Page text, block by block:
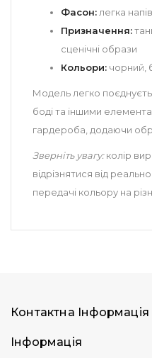
Фасон: легка
Призначення:
сценічні образи
Кольори: чорний,
Модель легко
боді та іншими
гардероба, додаючи
Зверніть увагу:колір
відрізнятися від
передачі кольору на
Контактна Інформація
Інформація